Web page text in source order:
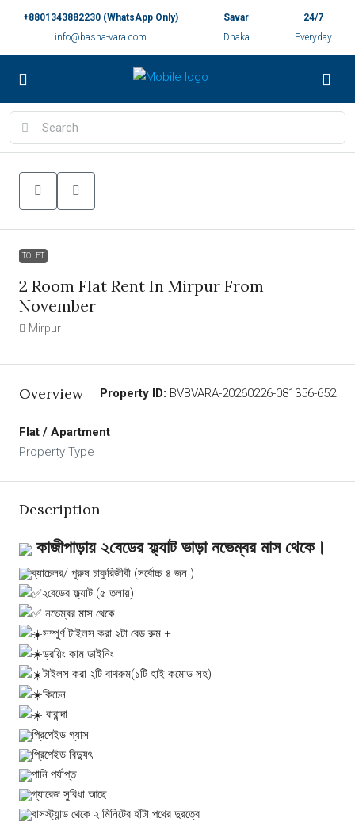
+8801343882230 (WhatsApp Only)
info@basha-vara.com
Savar
Dhaka
24/7
Everyday
TOLET
2 Room Flat Rent In Mirpur From
November
Mirpur
Overview Property ID: BVBVARA-20260226-081356-652
Flat / Apartment
Property Type
Description
কাজীপাড়ায় ২বেডের ফ্ল্যাট ভাড়া নভেম্বর মাস থেকে।
ব্যাচেলর/ পুরুষ চাকুরিজীবী (সর্বোচ্চ ৪ জন )
২বেডের ফ্ল্যাট (৫ তলায়)
নভেম্বর মাস থেকে……..
সম্পুর্ণ টাইলস করা ২টা বেড রুম +
ড্রয়িং কাম ডাইনিং
টাইলস করা ২টি বাথরুম(১টি হাই কমোড সহ)
কিচেন
বারান্দা
প্রিপেইড গ্যাস
প্রিপেইড বিদ্যুৎ
পানি পর্যাপ্ত
গ্যারেজ সুবিধা আছে
বাসস্ট্যান্ড থেকে ২ মিনিটের হাঁটা পথের দুরত্বে